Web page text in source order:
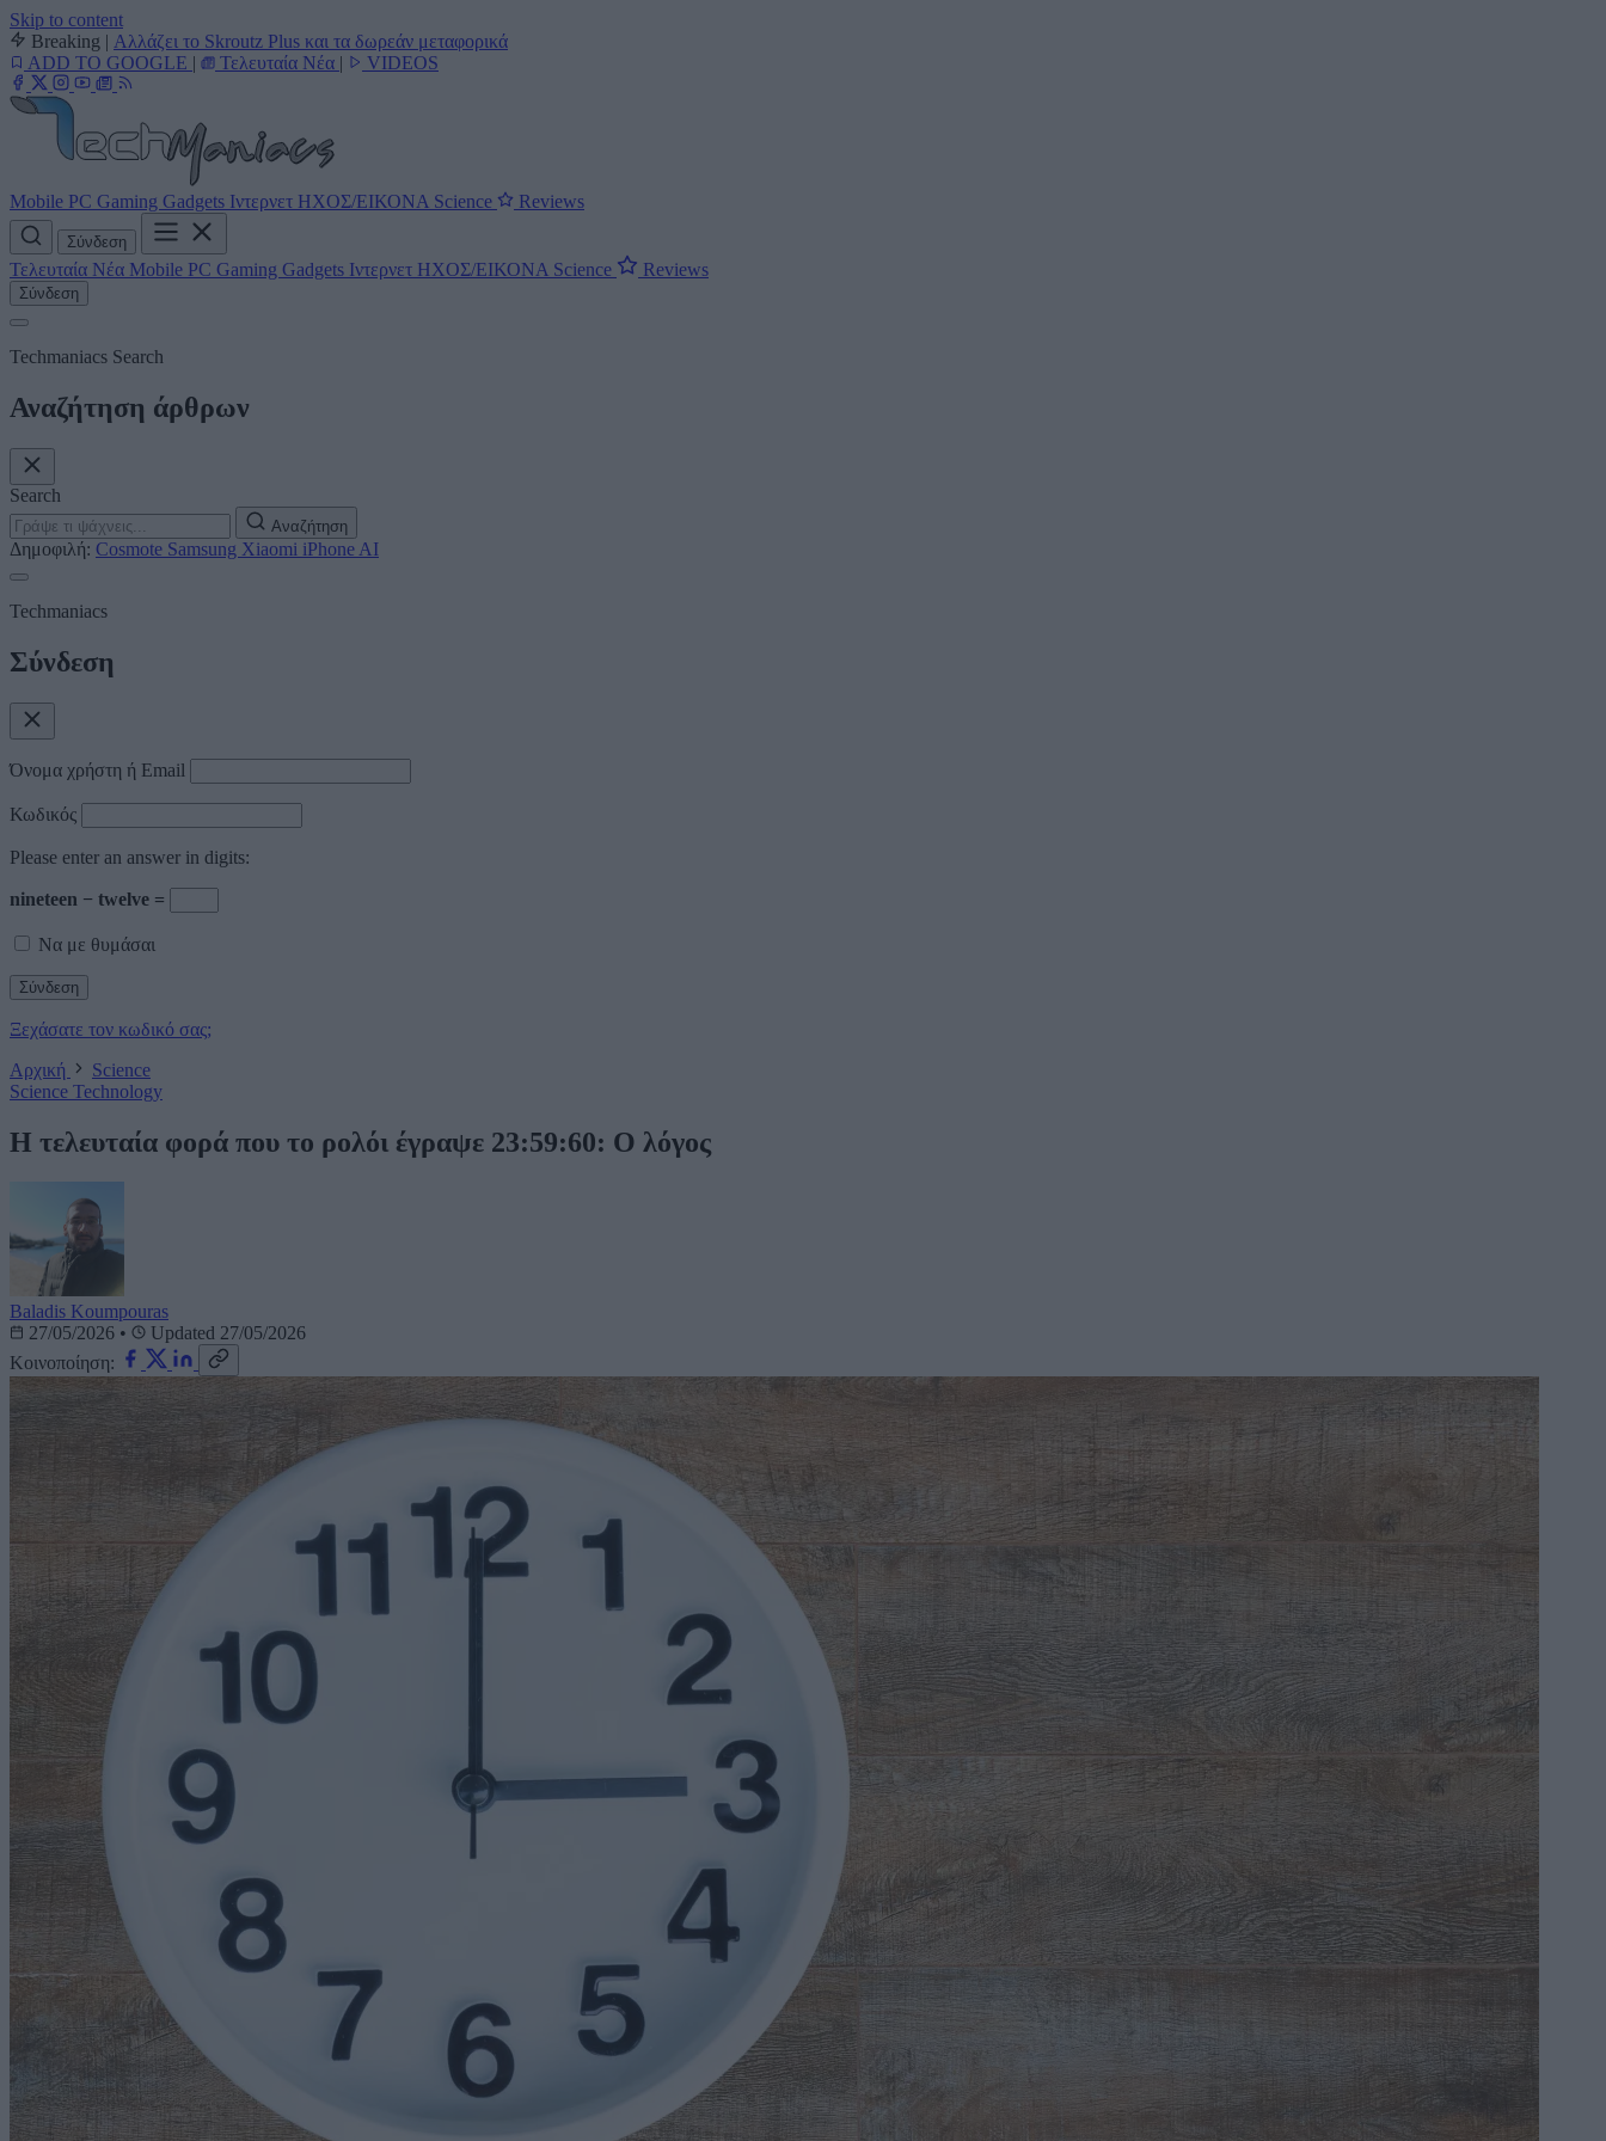
Skip to content
Breaking | Αλλάζει το Skroutz Plus και τα δωρεάν μεταφορικά
ADD TO GOOGLE | Τελευταία Νέα | VIDEOS
Mobile PC Gaming Gadgets Ιντερνετ ΗΧΟΣ/ΕΙΚΟΝΑ Science Reviews
Σύνδεση
Τελευταία Νέα Mobile PC Gaming Gadgets Ιντερνετ ΗΧΟΣ/ΕΙΚΟΝΑ Science Reviews
Σύνδεση
Techmaniacs Search
Αναζήτηση άρθρων
Search
Αναζήτηση
Δημοφιλή: Cosmote Samsung Xiaomi iPhone AI
Techmaniacs
Σύνδεση
Όνομα χρήστη ή Email
Κωδικός
Please enter an answer in digits:
nineteen − twelve =
Να με θυμάσαι
Ξεχάσατε τον κωδικό σας;
Αρχική
Science
Science Technology
Η τελευταία φορά που το ρολόι έγραψε 23:59:60: Ο λόγος
Baladis Koumpouras
27/05/2026 •
Updated 27/05/2026
Κοινοποίηση: